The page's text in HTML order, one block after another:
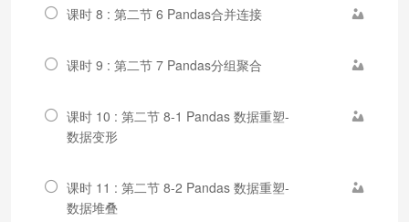
课时 8 : 第二节 6 Pandas合并连接
课时 9 : 第二节 7 Pandas分组聚合
课时 10 : 第二节 8-1 Pandas 数据重塑-
数据变形
课时 11 : 第二节 8-2 Pandas 数据重塑-
数据堆叠